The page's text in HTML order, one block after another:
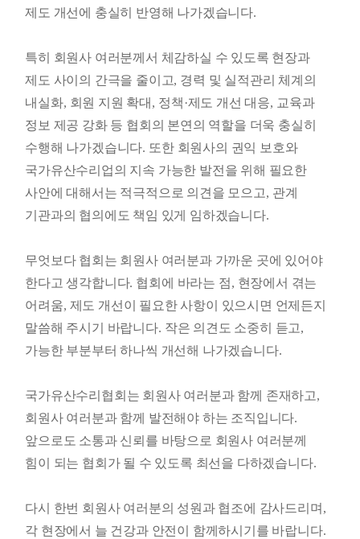
제도 개선에 충실히 반영해 나가겠습니다.
특히 회원사 여러분께서 체감하실 수 있도록 현장과
제도 사이의 간극을 줄이고, 경력 및 실적관리 체계의
내실화, 회원 지원 확대 , 정책 ·제도 개선 대응, 교육과
정보 제공 강화 등 협회의 본연의 역할을 더욱 충실히
수행해 나가겠습니다. 또한 회원사의 권익 보호와
국가유산수리업의 지속 가능한 발전을 위해 필요한
사안에 대해서는 적극적으로 의견을 모으고, 관계
기관과의 협의에도 책임 있게 임하겠습니다.
무엇보다 협회는 회원사 여러분과 가까운 곳에 있어야
한다고 생각합니다. 협회에 바라는 점, 현장에서 겪는
어려움, 제도 개선이 필요한 사항이 있으시면 언제든지
말씀해 주시기 바랍니다. 작은 의견도 소중히 듣고,
가능한 부분부터 하나씩 개선해 나가겠습니다.
국가유산수리협회는 회원사 여러분과 함께 존재하고,
회원사 여러분과 함께 발전해야 하는 조직입니다.
앞으로도 소통과 신뢰를 바탕으로 회원사 여러분께
힘이 되는 협회가 될 수 있도록 최선을 다하겠습니다.
다시 한번 회원사 여러분의 성원과 협조에 감사드리며 ,
각 현장에서 늘 건강과 안전이 함께하시기를 바랍니다.